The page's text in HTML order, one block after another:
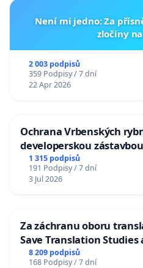
Není mi jedno: Za
zločiny
2 003 podpisů
359 Podpisy / 7 dní
22 Apr 2026
Ochrana Vrbenských
developerskou zástavbou
1 315 podpisů
191 Podpisy / 7 dní
3 Jul 2026
Za záchranu oboru
Save Translation
Charles University
8 209 podpisů
168 Podpisy / 7 dní